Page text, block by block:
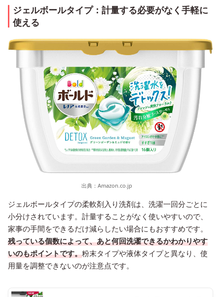
ジェルボールタイプ：計量する必要がなく手軽に
使える
出典： Amazon.co.jp
ジェルボールタイプの柔軟剤入り洗剤は、洗濯一回分ごとに
小分けされています。計量することがなく使いやすいので、
家事の手間をできるだけ減らしたい場合にもおすすめです。
残っている個数によって、あと何回洗濯できるかわかりやす
いのもポイントです。粉末タイプや液体タイプと異なり、使
用量を調整できないのが注意点です。